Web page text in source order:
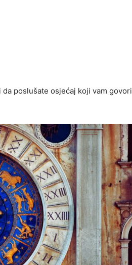
poslušate osjećaj koji vam govori